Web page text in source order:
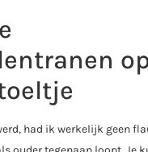
had ik werkelijk geen